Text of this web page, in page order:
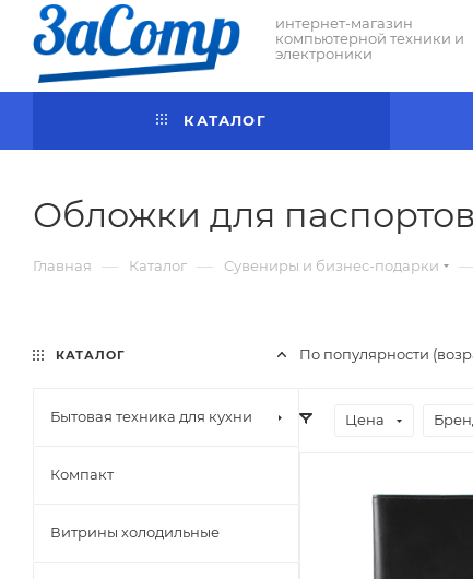
интернет-магазин
компьютерной техники и
электроники
КАТАЛОГ
Обложки для паспортов
Главная — Каталог — Сувениры и бизнес-подарки
По популярности
Цена
КАТАЛОГ
Бытовая техника для кухни
Компакт
Витрины холодильные